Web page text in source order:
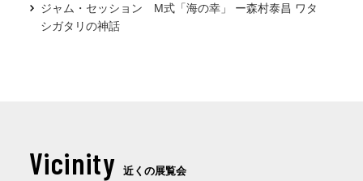
ジャム・セッション M式「海の幸」 ー森村泰昌 ワタ
シガタリの神話
Vicinity 近くの展覧会